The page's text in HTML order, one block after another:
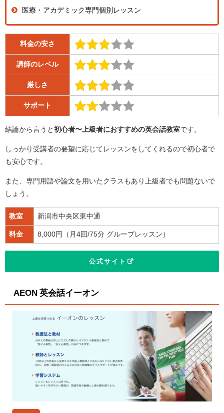
医療・アカデミック専門個別レッスン
料金の安さ
講師のレベル
厳しさ
サポート
結論から言うと 初心者〜上級者におすすめの英会話教室です。
しっかり受講者の要望に応じてレッスンをしてくれるので初心者で
も安心です。
また、専門用語や論文を用いたクラスもあり上級者でも問題ないで
しょう。
教室 新潟市中央区東中通
料金 8,000円（月4回/75分 グループレッスン）
公式サイト
AEON 英会話イーオン